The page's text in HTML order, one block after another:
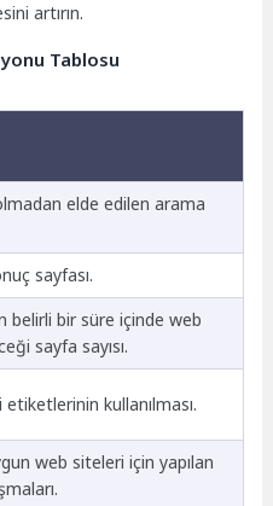
artırın.
Tablosu
elde edilen arama
sayfası.
belirli bir süre içinde web
sayfa sayısı.
etiketlerinin kullanılması.
web siteleri için yapılan